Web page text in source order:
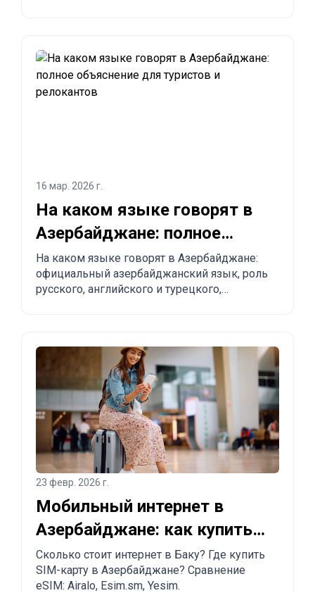
Турции, США и других стран в Азербайджан.
16 мар. 2026 г.
На каком языке говорят в
Азербайджане: полное
объяснение для туристов и
релокантов
На каком языке говорят в Азербайджане:
официальный азербайджанский язык, роль
русского, английского и турецкого,
23 февр. 2026 г.
Мобильный интернет в
Азербайджане: как купить
SIM-карту и eSIM в Баку
Сколько стоит интернет в Баку? Где купить
SIM-карту в Азербайджане? Сравнение
eSIM: Airalo, Esim.sm, Yesim.